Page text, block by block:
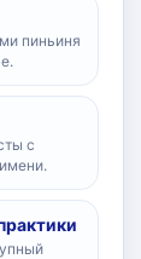
пиньиня
с